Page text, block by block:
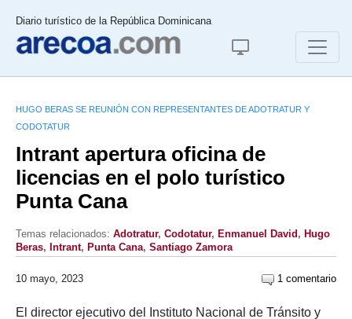
Diario turístico de la República Dominicana
HUGO BERAS SE REUNIÓN CON REPRESENTANTES DE ADOTRATUR Y
CODOTATUR
Intrant apertura oficina de
licencias en el polo turístico
Punta Cana
Temas relacionados: Adotratur, Codotatur, Enmanuel David , Hugo
Beras, Intrant, Punta Cana, Santiago Zamora
10 mayo, 2023 1 comentario
El director ejecutivo del Instituto Nacional de Tránsito y